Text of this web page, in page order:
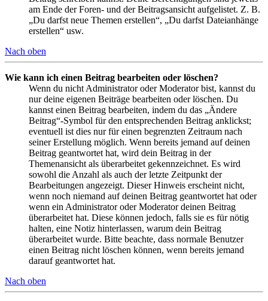
am Ende der Foren- und der Beitragsansicht aufgelistet. Z. B.
„Du darfst neue Themen erstellen“, „Du darfst Dateianhänge
erstellen“ usw.
Nach oben
Wie kann ich einen Beitrag bearbeiten oder löschen?
Wenn du nicht Administrator oder Moderator bist, kannst du
nur deine eigenen Beiträge bearbeiten oder löschen. Du
kannst einen Beitrag bearbeiten, indem du das „Ändere
Beitrag“-Symbol für den entsprechenden Beitrag anklickst;
eventuell ist dies nur für einen begrenzten Zeitraum nach
seiner Erstellung möglich. Wenn bereits jemand auf deinen
Beitrag geantwortet hat, wird dein Beitrag in der
Themenansicht als überarbeitet gekennzeichnet. Es wird
sowohl die Anzahl als auch der letzte Zeitpunkt der
Bearbeitungen angezeigt. Dieser Hinweis erscheint nicht,
wenn noch niemand auf deinen Beitrag geantwortet hat oder
wenn ein Administrator oder Moderator deinen Beitrag
überarbeitet hat. Diese können jedoch, falls sie es für nötig
halten, eine Notiz hinterlassen, warum dein Beitrag
überarbeitet wurde. Bitte beachte, dass normale Benutzer
einen Beitrag nicht löschen können, wenn bereits jemand
darauf geantwortet hat.
Nach oben